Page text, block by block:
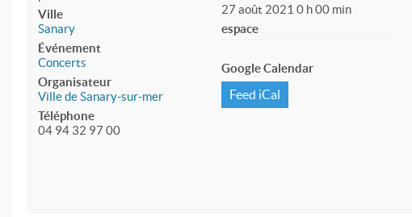
Ville
Sanary
Événement
Concerts
Organisateur
Ville de Sanary-sur-mer
Téléphone
04 94 32 97 00
27 août 2021 0 h 00 min
espace
Google Calendar
Feed iCal